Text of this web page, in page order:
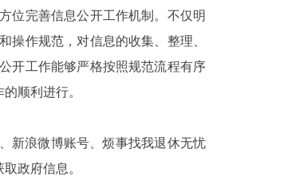
位完善信息公开工作机制。不仅明
操作规范，对信息的收集、整理、
开工作能够严格按照规范流程有序
的顺利进行。
新浪微博账号、烦事找我退休无忧
政府信息。